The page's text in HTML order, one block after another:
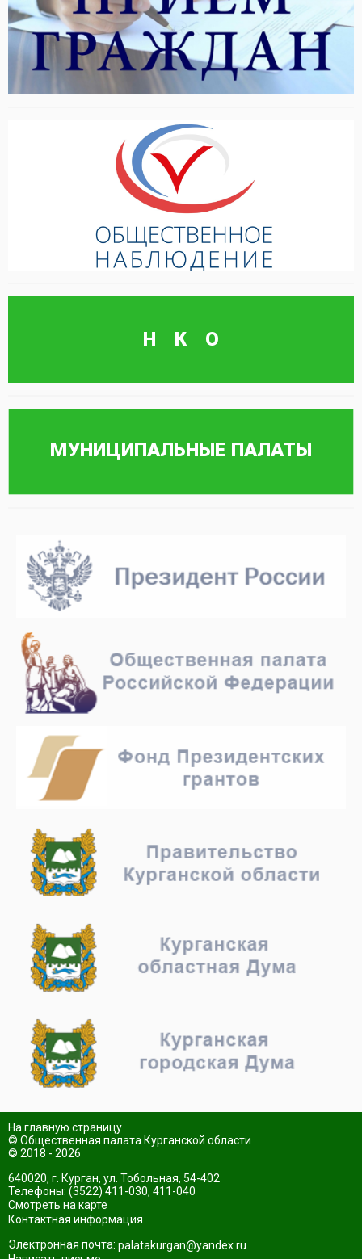
На главную страницу
© Общественная палата Курганской области
© 2018 - 2026
640020, г. Курган, ул. Тобольная, 54-402
Телефоны: (3522) 411-030, 411-040
Смотреть на карте
Контактная информация
Электронная почта: palatakurgan@yandex.ru